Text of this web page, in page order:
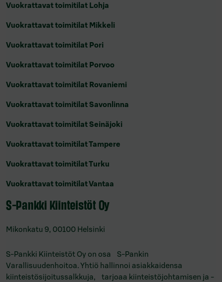
Vuokrattavat toimitilat Lohja
Vuokrattavat toimitilat Mikkeli
Vuokrattavat toimitilat Pori
Vuokrattavat toimitilat Porvoo
Vuokrattavat toimitilat Rovaniemi
Vuokrattavat toimitilat Savonlinna
Vuokrattavat toimitilat Seinäjoki
Vuokrattavat toimitilat Tampere
Vuokrattavat toimitilat Turku
Vuokrattavat toimitilat Vantaa
S-Pankki Kiinteistöt Oy
Mikonkatu 9, 00100 Helsinki
S-Pankki Kiinteistöt Oy on osa S-Pankin
Varallisuudenhoitoa. Yhtiö hallinnoi asiakkaidensa
kiinteistösijoitussalkkuja, tarjoaa kiinteistöjohtamisen ja -